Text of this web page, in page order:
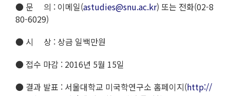
● 문 의 : 이메일(astudies@snu.ac.kr) 또는 전화(02-8
80-6029)
● 시 상 : 상금 일백만원
● 접수 마감 : 2016년 5월 15일
● 결과 발표 : 서울대학교 미국학연구소 홈페이지(http://